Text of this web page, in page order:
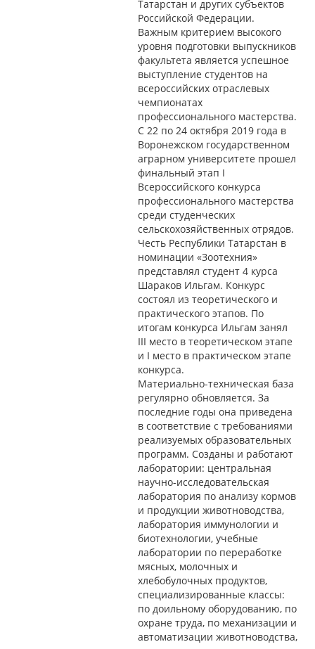
Татарстан и других субъектов
Российской Федерации.
Важным критерием высокого
уровня подготовки выпускников
факультета является успешное
выступление студентов на
всероссийских отраслевых
чемпионатах
профессионального мастерства.
С 22 по 24 октября 2019 года в
Воронежском государственном
аграрном университете прошел
финальный этап I
Всероссийского конкурса
профессионального мастерства
среди студенческих
сельскохозяйственных отрядов.
Честь Республики Татарстан в
номинации «Зоотехния»
представлял студент 4 курса
Шараков Ильгам. Конкурс
состоял из теоретического и
практического этапов. По
итогам конкурса Ильгам занял
III место в теоретическом этапе
и I место в практическом этапе
конкурса.
Материально-техническая база
регулярно обновляется. За
последние годы она приведена
в соответствие с требованиями
реализуемых образовательных
программ. Созданы и работают
лаборатории: центральная
научно-исследовательская
лаборатория по анализу кормов
и продукции животноводства,
лаборатория иммунологии и
биотехнологии, учебные
лаборатории по переработке
мясных, молочных и
хлебобулочных продуктов,
специализированные классы:
по доильному оборудованию, по
охране труда, по механизации и
автоматизации животноводства,